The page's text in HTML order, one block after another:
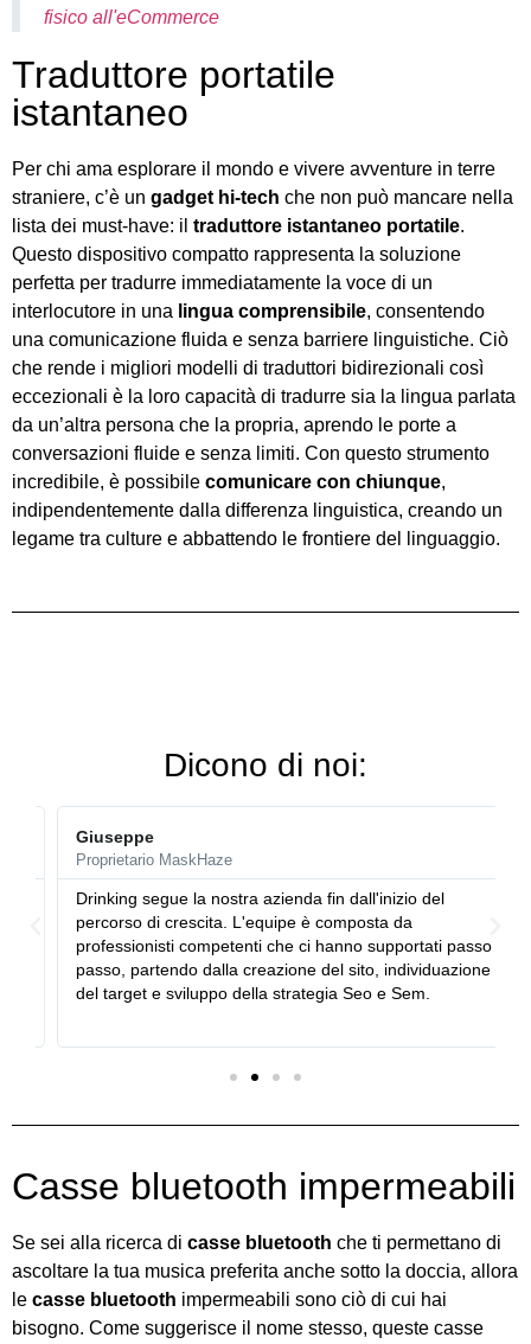
fisico all'eCommerce
Traduttore portatile
istantaneo
Per chi ama esplorare il mondo e vivere avventure in terre
straniere, c’è un gadget hi-tech che non può mancare nella
lista dei must-have: il traduttore istantaneo portatile.
Questo dispositivo compatto rappresenta la soluzione
perfetta per tradurre immediatamente la voce di un
interlocutore in una lingua comprensibile, consentendo
una comunicazione fluida e senza barriere linguistiche. Ciò
che rende i migliori modelli di traduttori bidirezionali così
eccezionali è la loro capacità di tradurre sia la lingua parlata
da un’altra persona che la propria, aprendo le porte a
conversazioni fluide e senza limiti. Con questo strumento
incredibile, è possibile comunicare con chiunque,
indipendentemente dalla differenza linguistica, creando un
legame tra culture e abbattendo le frontiere del linguaggio.
Dicono di noi:
Giuseppe
Proprietario MaskHaze
Drinking segue la nostra azienda fin dall'inizio del
percorso di crescita. L'equipe è composta da
professionisti competenti che ci hanno supportati passo
passo, partendo dalla creazione del sito, individuazione
del target e sviluppo della strategia Seo e Sem.
Casse bluetooth impermeabili
Se sei alla ricerca di casse bluetooth che ti permettano di
ascoltare la tua musica preferita anche sotto la doccia, allora
le casse bluetooth impermeabili sono ciò di cui hai
bisogno. Come suggerisce il nome stesso, queste casse